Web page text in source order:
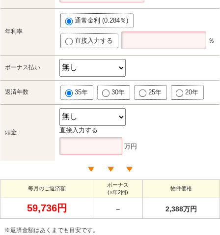
年利率
通常金利 (0.284％)
直接入力する ％
ボーナス払い
返済年数 35年 30年 25年 20年
頭金 直接入力する
万円
毎月のご返済額
ボーナス
(×年2回)
物件価格
59,736円 － 2,388万円
※返済金額はあくまでも目安です。